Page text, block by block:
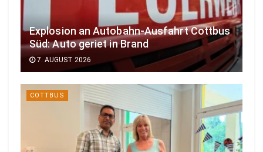
Explosion an Autobahn-Ausfahrt Cottbus
Süd: Auto geriet in Brand
7. AUGUST 2026
COTTBUS